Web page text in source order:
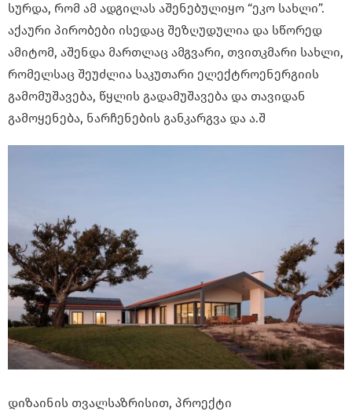
სურდა, რომ ამ ადგილას აშენებულიყო “ეკო სახლი”.
აქაური პირობები ისედაც შეზღუდულია და სწორედ
ამიტომ, აშენდა მართლაც ამგვარი, თვითკმარი სახლი,
რომელსაც შეუძლია საკუთარი ელექტროენერგიის
გამომუშავება, წყლის გადამუშავება და თავიდან
გამოყენება, ნარჩენების განკარგვა და ა.შ
დიზაინის თვალსაზრისით, პროექტი